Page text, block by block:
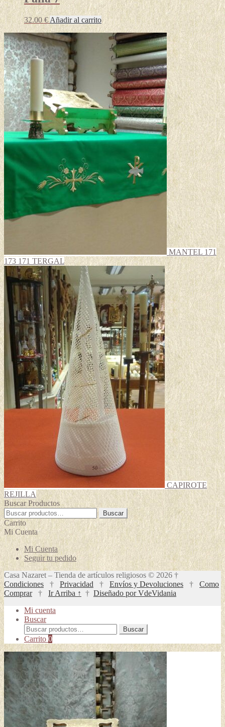
32.00 € Añadir al carrito
MANTEL 171
173 171 TERGAL
CAPIROTE
REJILLA
Buscar Productos
Buscar
por:
Buscar
Carrito
Mi Cuenta
Mi Cuenta
Seguir tu pedido
Casa Nazaret – Tienda de artículos religiosos © 2026 †
Condiciones † Privacidad † Envíos y Devoluciones † Como
Comprar† Ir Arriba ↑ † Diseñado por VdeVidania
Mi cuenta
Buscar
Buscar
por:
Buscar
Carrito 0